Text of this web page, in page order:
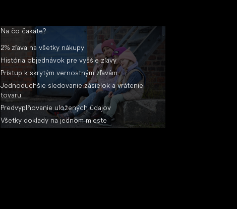
Na čo čakáte?
2% zľava na všetky nákupy
História objednávok pre vyššie zľavy
Prístup k skrytým vernostným zľavám
Jednoduchšie sledovanie zásielok a vrátenie
tovaru
Predvyplňovanie uložených údajov
Všetky doklady na jednom mieste